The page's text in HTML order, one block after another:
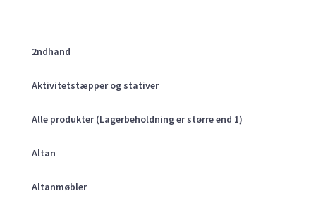
2ndhand
Aktivitetstæpper og stativer
Alle produkter (Lagerbeholdning er større end 1)
Altan
Altanmøbler